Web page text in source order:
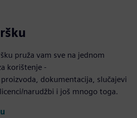
pruža vam sve na jednom
korištenje -
dokumentacija, slučajevi
narudžbi i još mnogo toga.